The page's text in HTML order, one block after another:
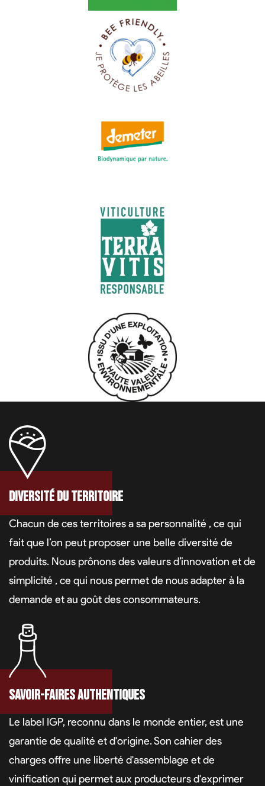
Diversité du territoire
Chacun de ces territoires a sa personnalité , ce qui
fait que l’on peut proposer une belle diversité de
produits. Nous prônons des valeurs d’innovation et de
simplicité , ce qui nous permet de nous adapter à la
demande et au goût des consommateurs.
Savoir-faires authentiques
Le label IGP, reconnu dans le monde entier, est une
garantie de qualité et d'origine. Son cahier des
charges offre une liberté d'assemblage et de
vinification qui permet aux producteurs d'exprimer